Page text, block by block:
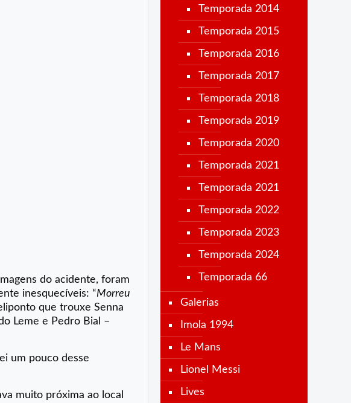
do acidente, foram
inesquecíveis: “Morreu
que trouxe Senna
Leme e Pedro Bial –
um pouco desse
muito próxima ao local
Temporada 2014
Temporada 2015
Temporada 2016
Temporada 2017
Temporada 2018
Temporada 2019
Temporada 2020
Temporada 2021
Temporada 2021
Temporada 2022
Temporada 2023
Temporada 2024
Temporada 66
Galerias
Imola 1994
Le Mans
Lionel Messi
Lives